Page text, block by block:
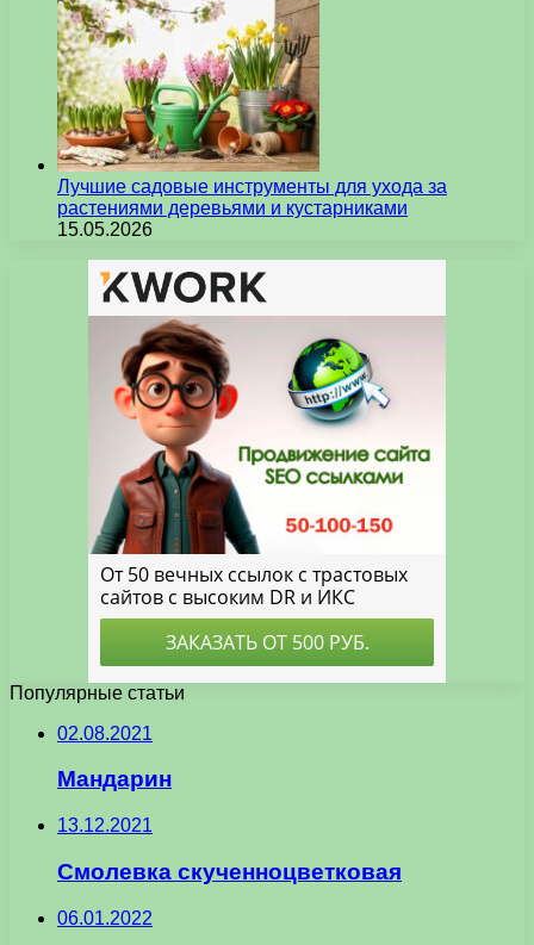
Лучшие садовые инструменты для ухода за
растениями деревьями и кустарниками
15.05.2026
Популярные статьи
02.08.2021
Мандарин
13.12.2021
Смолевка скученноцветковая
06.01.2022